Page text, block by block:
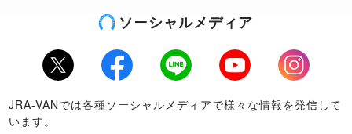
ソーシャルメディア
Twitter Facebook LINE Youtube
Instagram
JRA-VANでは各種ソーシャルメディアで様々な情報を発信して
います。